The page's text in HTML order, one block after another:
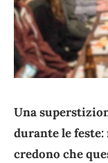
Una
durante le feste:
credono che